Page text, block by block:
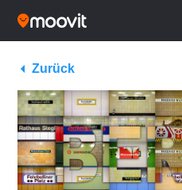
Zurück